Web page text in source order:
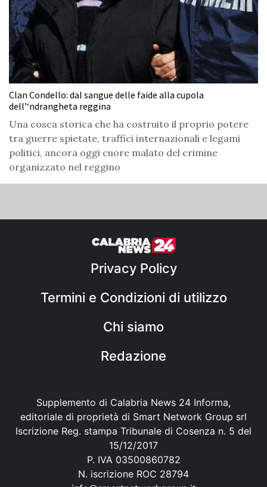
Clan Condello: dal sangue delle faide alla cupola
dell’‘ndrangheta reggina
Una cosca storica che ha costruito il proprio potere
tra guerre spietate, traffici internazionali e legami
politici, ancora oggi cuore malato del crimine
organizzato nel reggino
Privacy Policy
Termini e Condizioni di utilizzo
Chi siamo
Redazione
Supplemento di Calabria News 24 Informa,
editoriale di proprietà di Smart Network Group srl
Iscrizione Reg. stampa Tribunale di Cosenza n. 5 del
15/12/2017
P. IVA 03500860782
N. iscrizione ROC 28794